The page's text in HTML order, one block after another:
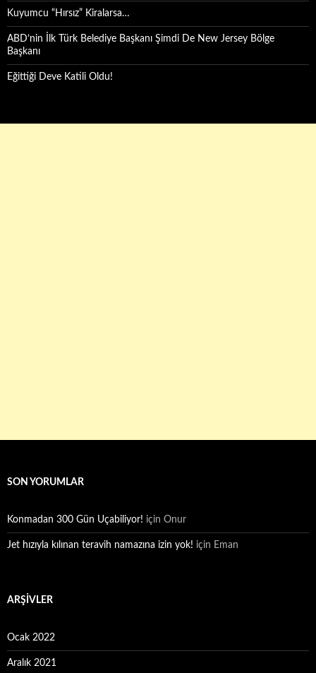
Kuyumcu “Hırsız” Kiralarsa…
ABD’nin İlk Türk Belediye Başkanı Şimdi De New Jersey Bölge
Başkanı
Eğittiği Deve Katili Oldu!
SON YORUMLAR
Konmadan 300 Gün Uçabiliyor! için Onur
Jet hızıyla kılınan teravih namazına izin yok! için Eman
ARŞIVLER
Ocak 2022
Aralık 2021